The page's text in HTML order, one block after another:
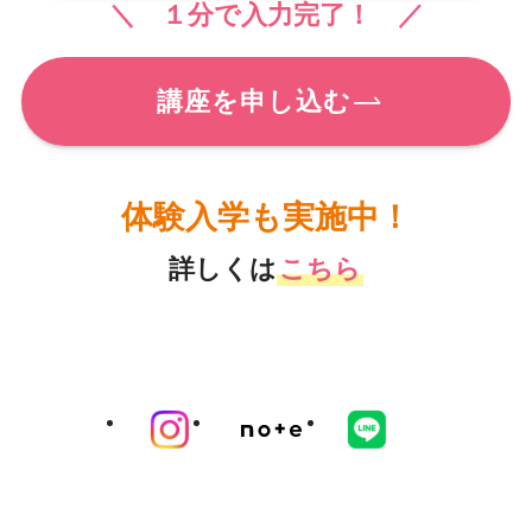
＼ １分で入力完了！ ／
講座を申し込む
体験入学も実施中！
詳しくはこちら